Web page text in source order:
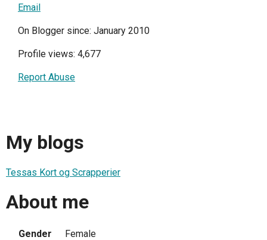
Email
On Blogger since: January 2010
Profile views: 4,677
Report Abuse
My blogs
Tessas Kort og Scrapperier
About me
Gender
Female